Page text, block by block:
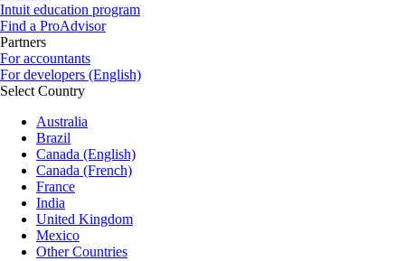
Intuit education program
Find a ProAdvisor
Partners
For accountants
For developers (English)
Select Country
Australia
Brazil
Canada (English)
Canada (French)
France
India
United Kingdom
Mexico
Other Countries